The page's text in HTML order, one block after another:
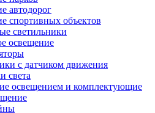
автодорог
спортивных объектов
светильники
освещение
с датчиком движения
света
освещением и комплектующие